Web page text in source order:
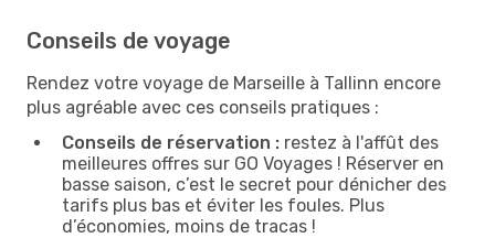
Conseils de voyage
Rendez votre voyage de Marseille à Tallinn encore
plus agréable avec ces conseils pratiques :
Conseils de réservation : restez à l'affût des
meilleures offres sur GO Voyages ! Réserver en
basse saison, c’est le secret pour dénicher des
tarifs plus bas et éviter les foules. Plus
d’économies, moins de tracas !